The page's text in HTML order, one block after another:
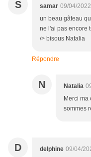
S samar 09/04/
un beau gâteau
ne l'ai pas encore
/> bisous Natalia
Répondre
N Natalia
Merci ma
sommes
D delphine 09/04/